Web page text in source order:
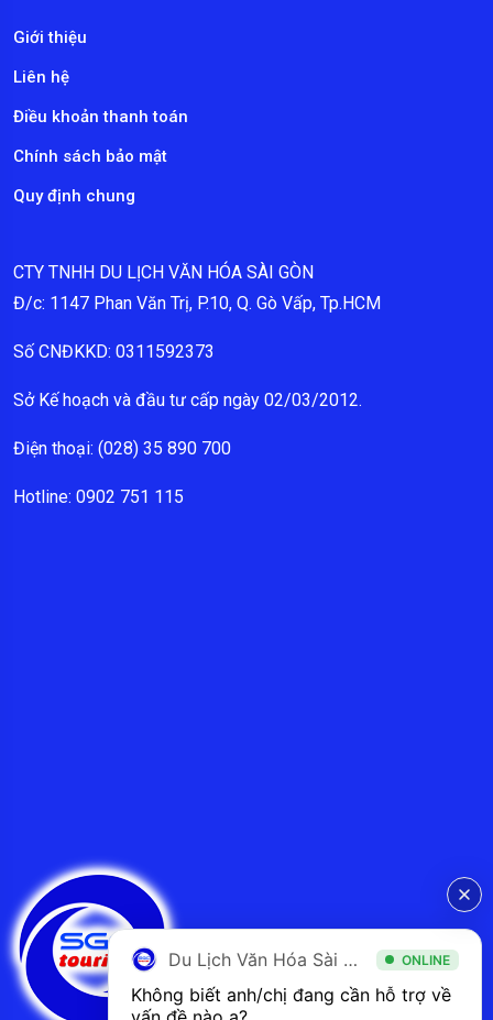
Giới thiệu
Liên hệ
Điều khoản thanh toán
Chính sách bảo mật
Quy định chung
CTY TNHH DU LỊCH VĂN HÓA SÀI GÒN
Đ/c: 1147 Phan Văn Trị, P.10, Q. Gò Vấp, Tp.HCM
Số CNĐKKD: 0311592373
Sở Kế hoạch và đầu tư cấp ngày 02/03/2012.
Điện thoại: (028) 35 890 700
Hotline: 0902 751 115
Du Lịch Văn Hóa Sài Gòn ONLINE
Không biết anh/chị đang cần hỗ trợ về